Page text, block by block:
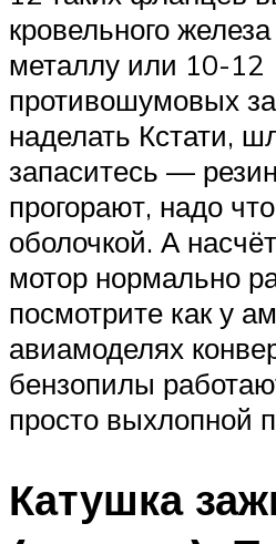
кровельного
металлу или 10-12
противошумовых
наделать Кстати,
запаситесь —
прогорают, надо
оболочкой. А
мотор нормально
посмотрите как у
авиамоделях
бензопилы
просто выхлопной
Катушка